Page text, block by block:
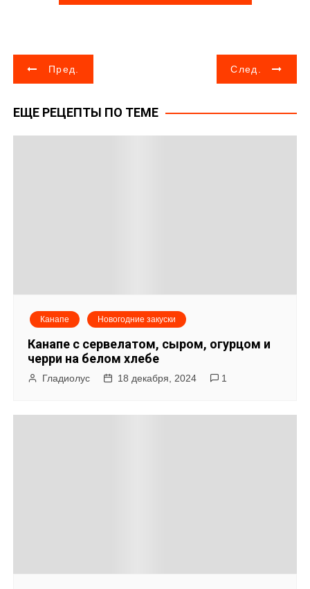
Н
в
м
Пред. След.
ЕЩЕ РЕЦЕПТЫ ПО ТЕМЕ
Канапе Новогодние закуски
Канапе с сервелатом, сыром, огурцом и
черри на белом хлебе
Гладиолус 18 декабря, 2024 1